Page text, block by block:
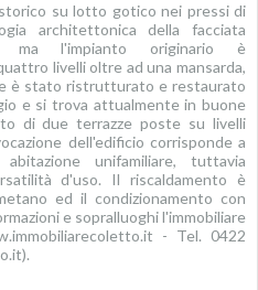
su lotto gotico nei pressi di
architettonica della facciata
ma l'impianto originario è
livelli oltre ad una mansarda,
è stato ristrutturato e restaurato
e si trova attualmente in buone
di due terrazze poste su livelli
dell'edificio corrisponde a
unifamiliare, tuttavia
d'uso. Il riscaldamento è
ed il condizionamento con
e sopralluoghi l'immobiliare
- Tel. 0422